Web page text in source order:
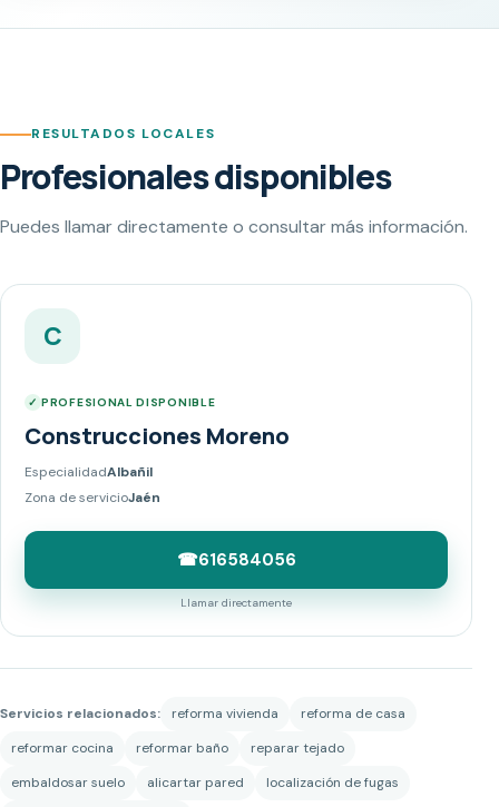
RESULTADOS LOCALES
Profesionales disponibles
Puedes llamar directamente o consultar más información.
C
PROFESIONAL DISPONIBLE
Construcciones Moreno
EspecialidadAlbañil
Zona de servicioJaén
☎616584056
Llamar directamente
Servicios relacionados: reforma vivienda
reforma de casa
reformar cocina
reformar baño
reparar tejado
embaldosar suelo
alicartar pared
localización de fugas